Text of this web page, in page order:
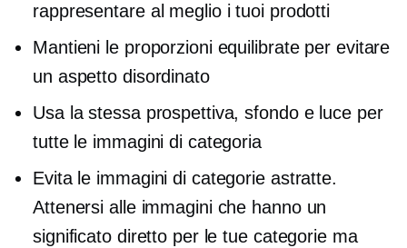
rappresentare al meglio i tuoi prodotti
Mantieni le proporzioni equilibrate per evitare
un aspetto disordinato
Usa la stessa prospettiva, sfondo e luce per
tutte le immagini di categoria
Evita le immagini di categorie astratte.
Attenersi alle immagini che hanno un
significato diretto per le tue categorie ma